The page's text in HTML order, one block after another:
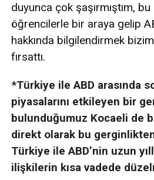
duyunca çok şaşırmıştım,
öğrencilerle bir araya gelip
hakkında bilgilendirmek
fırsattı.
*Türkiye ile ABD arasında
piyasalarını etkileyen bir
bulunduğumuz Kocaeli de
direkt olarak bu
Türkiye ile ABD’nin uzun
ilişkilerin kısa vadede